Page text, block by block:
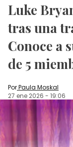
Luke
tras una
Conoce a
de 5
PorPaula Moskal
27 ene 2026 - 19:06